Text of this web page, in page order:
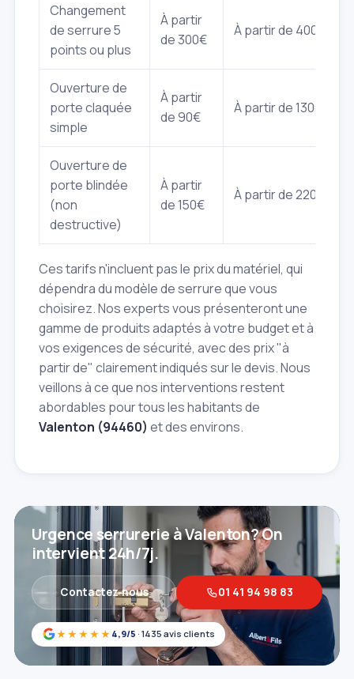
Changement
de serrure 5
points ou plus
À partir
de 300€
À partir de 400€
Ouverture de
porte claquée
simple
À partir
de 90€
À partir de 130€
Ouverture de
porte blindée
(non
destructive)
À partir
de 150€
À partir de 220€
Ces tarifs n'incluent pas le prix du matériel, qui
dépendra du modèle de serrure que vous
choisirez. Nos experts vous présenteront une
gamme de produits adaptés à votre budget et à
vos exigences de sécurité, avec des prix "à
partir de" clairement indiqués sur le devis. Nous
veillons à ce que nos interventions restent
abordables pour tous les habitants de
Valenton (94460) et des environs.
★★★★★ 4,9/5 · 1435 avis clients
Urgence serrurerie à Valenton? On
intervient 24h/7j.
Contactez‑nous 01 41 94 98 83